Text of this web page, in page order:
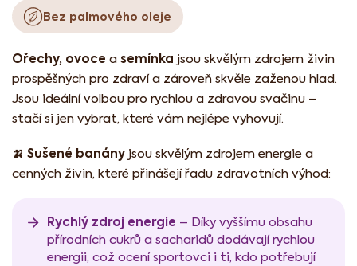
Bez palmového oleje
Ořechy, ovoce a semínka jsou skvělým zdrojem živin
prospěšných pro zdraví a zároveň skvěle zaženou hlad.
Jsou ideální volbou pro rychlou a zdravou svačinu –
stačí si jen vybrat, které vám nejlépe vyhovují.
🍌 Sušené banány jsou skvělým zdrojem energie a
cenných živin, které přinášejí řadu zdravotních výhod:
Rychlý zdroj energie – Díky vyššímu obsahu
přírodních cukrů a sacharidů dodávají rychlou
energii, což ocení sportovci i ti, kdo potřebují